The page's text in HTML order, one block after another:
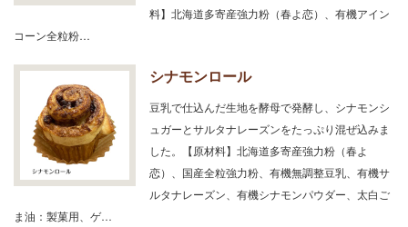
料】北海道多寄産強力粉（春よ恋）、有機アイン
コーン全粒粉…
シナモンロール
豆乳で仕込んだ生地を酵母で発酵し、シナモンシ
ュガーとサルタナレーズンをたっぷり混ぜ込みま
した。【原材料】北海道多寄産強力粉（春よ
恋）、国産全粒強力粉、有機無調整豆乳、有機サ
ルタナレーズン、有機シナモンパウダー、太白ご
ま油：製菓用、ゲ…